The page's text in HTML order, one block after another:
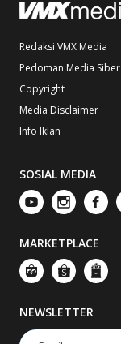
Redaksi VMX Media
Pedoman Media Siber
Copyright
Media Disclaimer
Info Iklan
SOSIAL MEDIA
MARKETPLACE
NEWSLETTER